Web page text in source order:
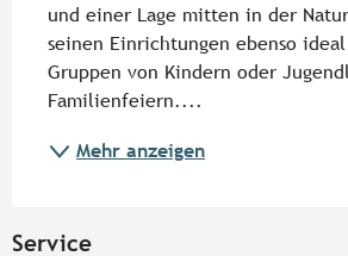
und einer Lage mitten in der
seinen Einrichtungen ebenso
Gruppen von Kindern oder
Familienfeiern....
Mehr anzeigen
Service